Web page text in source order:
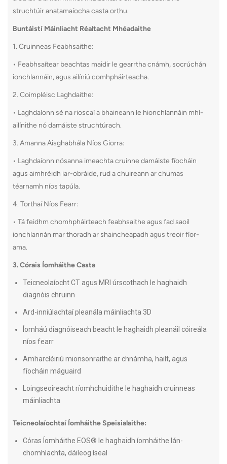
struchtúir anatamaíocha casta orthu.
Buntáistí Máinliacht Réaltacht Mhéadaithe
1. Cruinneas Feabhsaithe:
• Feabhsaítear beachtas maidir le gearrtha cnámh, socrúchán
ionchlannáin, agus ailíniú comhpháirteacha.
2. Coimpléisc Laghdaithe:
• Laghdaíonn sé na rioscaí a bhaineann le hionchlannáin mhí-
ailínithe nó damáiste struchtúrach.
3. Amanna Aisghabhála Níos Giorra:
• Laghdaíonn nósanna imeachta cruinne damáiste fíocháin
agus aimhréidh iar-obráide, rud a chuireann ar chumas
téarnamh níos tapúla.
4. Torthaí Níos Fearr:
• Tá feidhm chomhpháirteach feabhsaithe agus fad saoil
ionchlannán mar thoradh ar shaincheapadh agus treoir fíor-
ama.
3. Córais Íomháithe Casta
Teicneolaíocht CT agus MRI úrscothach le haghaidh
diagnóis chruinn
Ard-inniúlachtaí pleanála máinliachta 3D
Íomháú diagnóiseach beacht le haghaidh pleanáil cóireála
níos fearr
Amharcléiriú mionsonraithe ar chnámha, hailt, agus
fíocháin máguaird
Loingseoireacht ríomhchuidithe le haghaidh cruinneas
máinliachta
Teicneolaíochtaí Íomháithe Speisialaithe:
Córas Íomháithe EOS® le haghaidh íomháithe lán-
chomhlachta, dáileog íseal